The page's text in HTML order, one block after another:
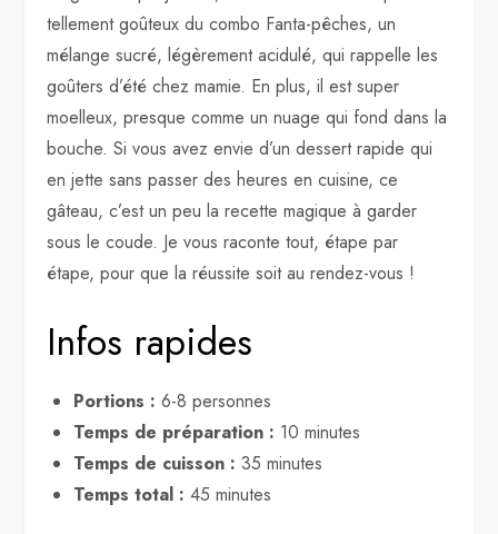
tellement goûteux du combo Fanta-pêches, un
mélange sucré, légèrement acidulé, qui rappelle les
goûters d’été chez mamie. En plus, il est super
moelleux, presque comme un nuage qui fond dans la
bouche. Si vous avez envie d’un dessert rapide qui
en jette sans passer des heures en cuisine, ce
gâteau, c’est un peu la recette magique à garder
sous le coude. Je vous raconte tout, étape par
étape, pour que la réussite soit au rendez-vous !
Infos rapides
Portions : 6-8 personnes
Temps de préparation : 10 minutes
Temps de cuisson : 35 minutes
Temps total : 45 minutes